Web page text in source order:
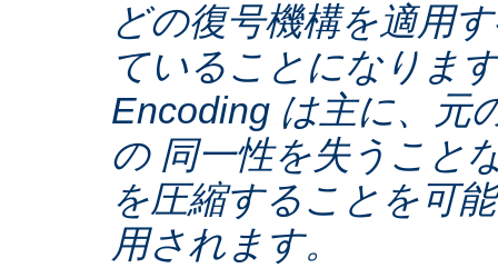
どの復号機構を適用
ていることになりま
Encoding は主に、元
の 同一性を失うこと
を圧縮することを可
用されます。